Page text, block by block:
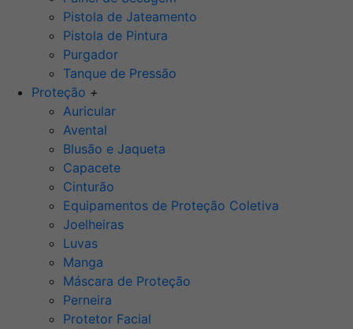
Pistola de Jateamento
Pistola de Pintura
Purgador
Tanque de Pressão
Proteção +
Auricular
Avental
Blusão e Jaqueta
Capacete
Cinturão
Equipamentos de Proteção Coletiva
Joelheiras
Luvas
Manga
Máscara de Proteção
Perneira
Protetor Facial